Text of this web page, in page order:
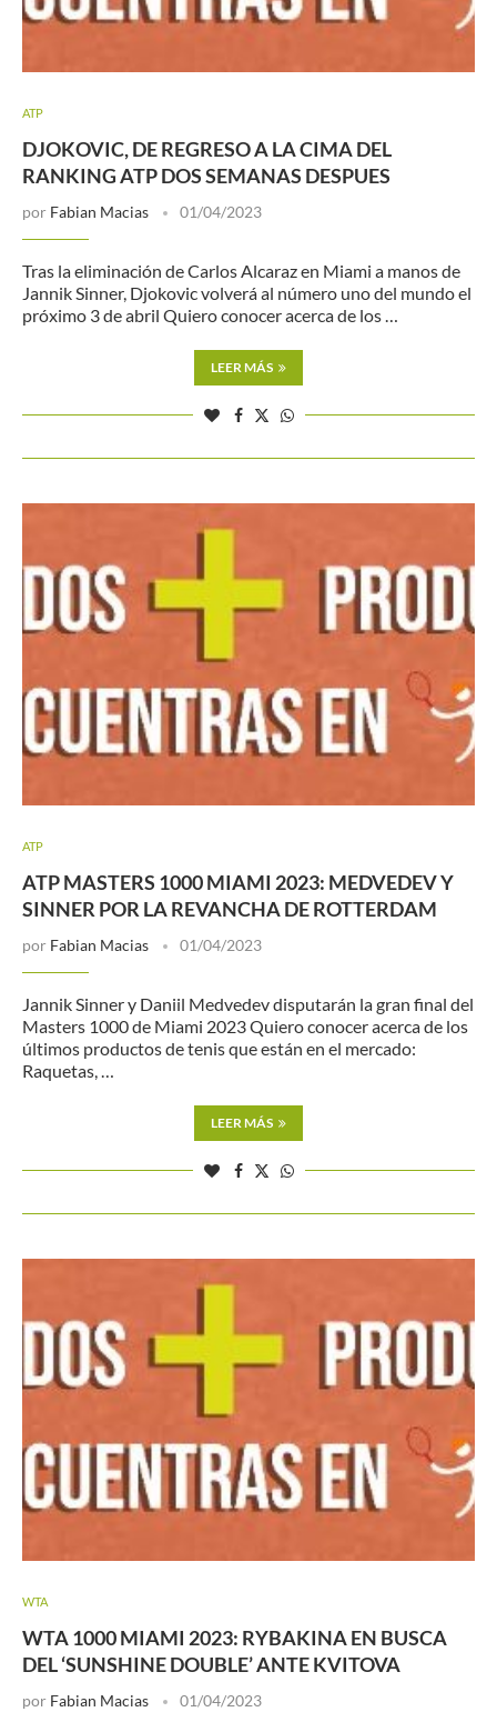
ATP
DJOKOVIC, DE REGRESO A LA CIMA DEL
RANKING ATP DOS SEMANAS DESPUES
por Fabian Macias 01/04/2023
Tras la eliminación de Carlos Alcaraz en Miami a manos de
Jannik Sinner, Djokovic volverá al número uno del mundo el
próximo 3 de abril Quiero conocer acerca de los …
LEER MÁS
ATP
ATP MASTERS 1000 MIAMI 2023: MEDVEDEV Y
SINNER POR LA REVANCHA DE ROTTERDAM
por Fabian Macias 01/04/2023
Jannik Sinner y Daniil Medvedev disputarán la gran final del
Masters 1000 de Miami 2023 Quiero conocer acerca de los
últimos productos de tenis que están en el mercado:
Raquetas, …
LEER MÁS
WTA
WTA 1000 MIAMI 2023: RYBAKINA EN BUSCA
DEL ‘SUNSHINE DOUBLE’ ANTE KVITOVA
por Fabian Macias 01/04/2023